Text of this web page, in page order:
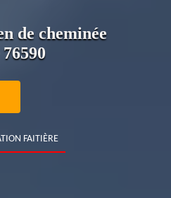
de cheminée
FAITIÈRE